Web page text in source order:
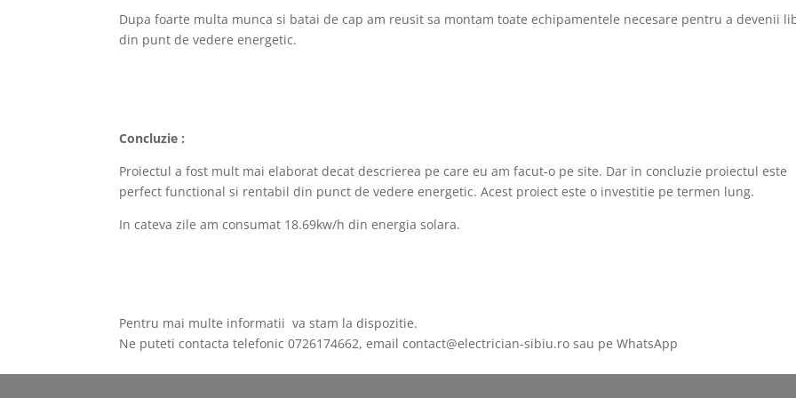
Dupa foarte multa munca si batai de cap am reusit sa montam toate echipamentele necesare pentru a devenii
din punt de vedere energetic.
Concluzie :
Proiectul a fost mult mai elaborat decat descrierea pe care eu am facut-o pe site. Dar in concluzie proiectul este
perfect functional si rentabil din punct de vedere energetic. Acest proiect este o investitie pe termen lung.
In cateva zile am consumat 18.69kw/h din energia solara.
Pentru mai multe informatii va stam la dispozitie.
Ne puteti contacta telefonic 0726174662, email contact@electrician-sibiu.ro sau pe WhatsApp